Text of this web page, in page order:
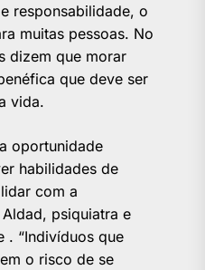
responsabilidade, o
muitas pessoas. No
dizem que morar
que deve ser
vida.
oportunidade
habilidades de
com a
psiquiatra e
. “Indivíduos que
o risco de se